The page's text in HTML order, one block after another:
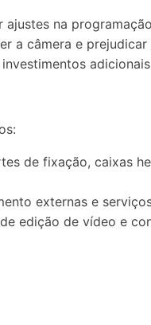
na
a câmera e
de fixação, caixas
externas e
edição de vídeo e